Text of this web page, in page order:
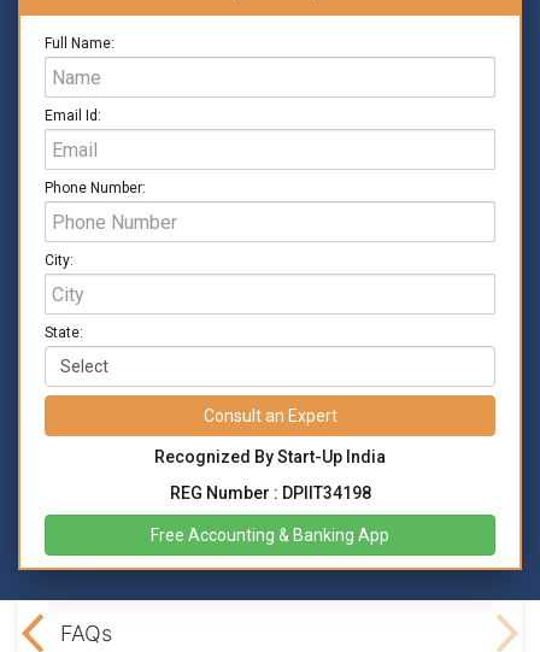
Full Name:
Email Id:
Phone Number:
City:
State:
Consult an Expert
Recognized By Start-Up India
REG Number : DPIIT34198
Free Accounting & Banking App
FAQs